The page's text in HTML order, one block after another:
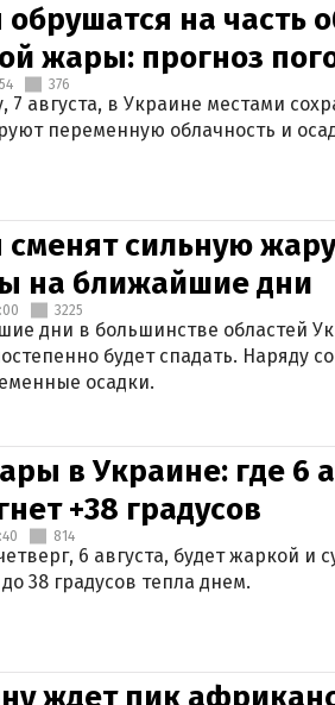
обрушатся на часть
жары: прогноз
376
7 августа, в Украине местами
переменную облачность и
сменят сильную
на ближайшие дни
3225
дни в большинстве областей
будет спадать. Наряду
осадки.
в Украине: где 6
+38 градусов
814
6 августа, будет жаркой и
38 градусов тепла днем.
ждет пик